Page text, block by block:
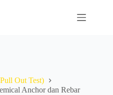
Out Test)
Anchor dan Rebar